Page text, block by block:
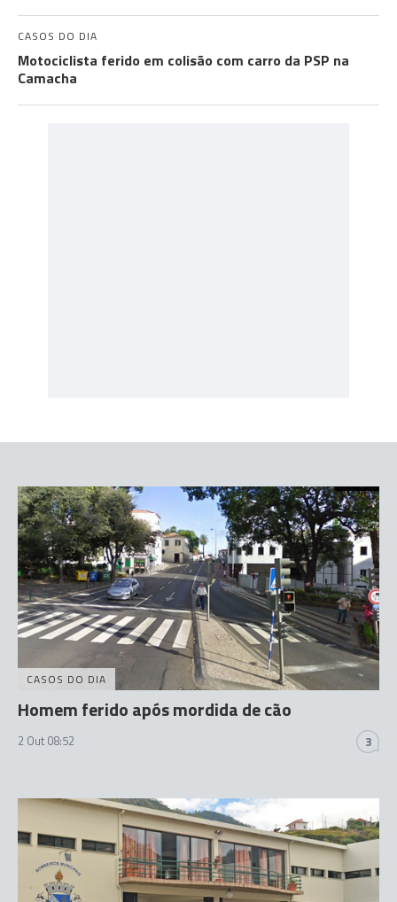
CASOS DO DIA
Motociclista ferido em colisão com carro da PSP na
Camacha
CASOS DO DIA
Homem ferido após mordida de cão
2 Out 08:52 3